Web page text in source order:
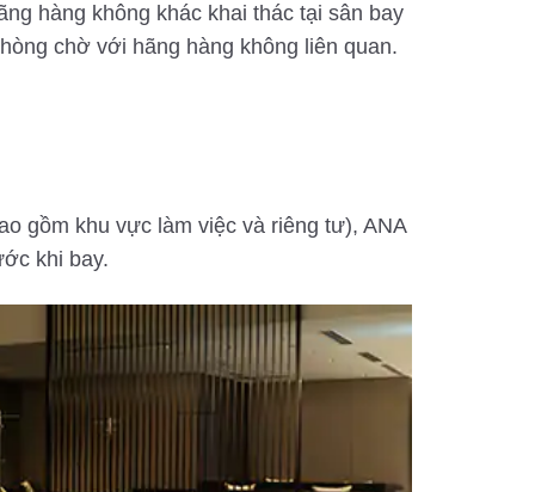
hàng không khác khai thác tại sân bay
chờ với hãng hàng không liên quan.
gồm khu vực làm việc và riêng tư), ANA
khi bay.